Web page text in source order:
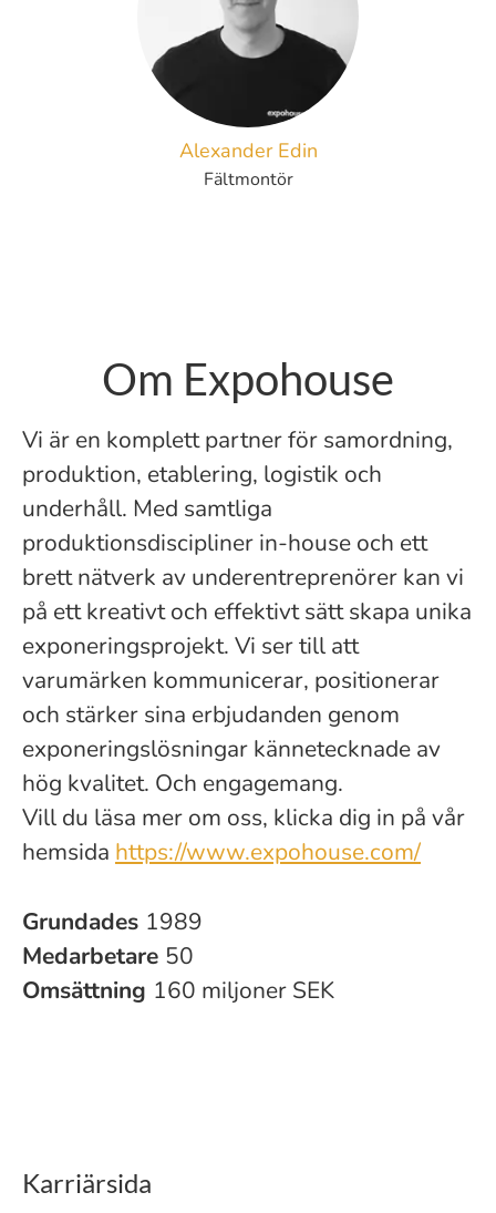
Alexander Edin
Fältmontör
Om Expohouse
Vi är en komplett partner för samordning,
produktion, etablering, logistik och
underhåll. Med samtliga
produktionsdiscipliner in-house och ett
brett nätverk av underentreprenörer kan vi
på ett kreativt och effektivt sätt skapa unika
exponeringsprojekt. Vi ser till att
varumärken kommunicerar, positionerar
och stärker sina erbjudanden genom
exponeringslösningar kännetecknade av
hög kvalitet. Och engagemang.
Vill du läsa mer om oss, klicka dig in på vår
hemsida https://www.expohouse.com/
Grundades 1989
Medarbetare 50
Omsättning 160 miljoner SEK
Karriärsida